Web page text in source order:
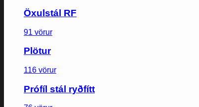
Öxulstál RF
91 vörur
Plötur
116 vörur
Prófíl stál ryðfítt